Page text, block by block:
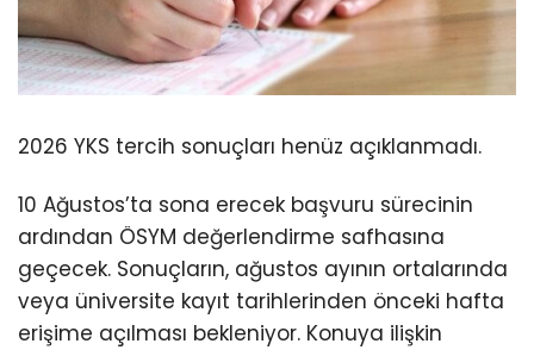
2026 YKS tercih sonuçları henüz açıklanmadı.
10 Ağustos’ta sona erecek başvuru sürecinin
ardından ÖSYM değerlendirme safhasına
geçecek. Sonuçların, ağustos ayının ortalarında
veya üniversite kayıt tarihlerinden önceki hafta
erişime açılması bekleniyor. Konuya ilişkin